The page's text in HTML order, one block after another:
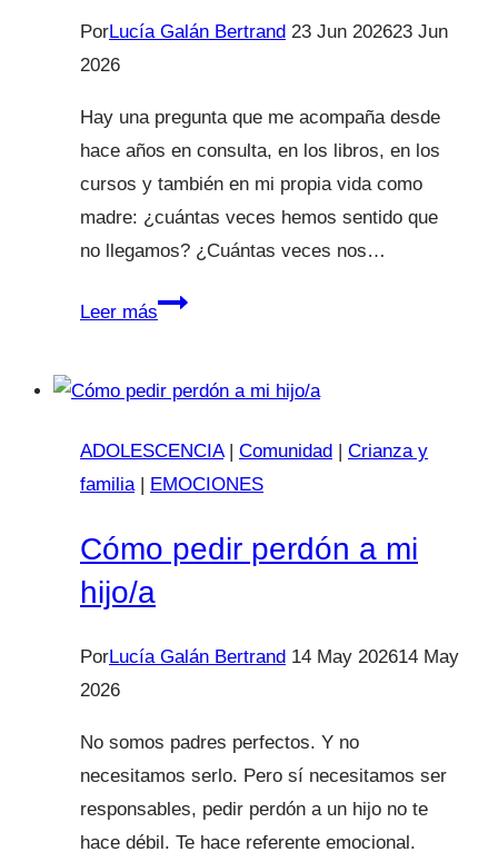
PorLucía Galán Bertrand 23 Jun 202623 Jun
2026
Hay una pregunta que me acompaña desde
hace años en consulta, en los libros, en los
cursos y también en mi propia vida como
madre: ¿cuántas veces hemos sentido que
no llegamos? ¿Cuántas veces nos…
Leer másConferencia
llega
Canarias
ADOLESCENCIA| Comunidad
Crianza y
familia| EMOCIONES
Cómo pedir perdón a mi
hijo/a
PorLucía Galán Bertrand 14 May 202614 May
2026
No somos padres perfectos. Y no
necesitamos serlo. Pero sí necesitamos ser
responsables, pedir perdón a un hijo no te
hace débil. Te hace referente emocional.